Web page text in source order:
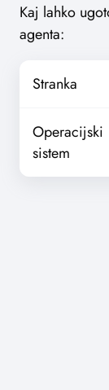
Kaj lahko
agenta:
Stranka
Operacijski
sistem